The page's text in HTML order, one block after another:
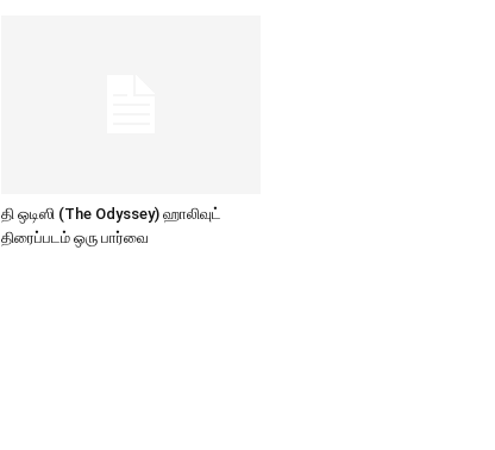
தி ஒடிஸி (The Odyssey) ஹாலிவுட்
திரைப்படம் ஒரு பார்வை